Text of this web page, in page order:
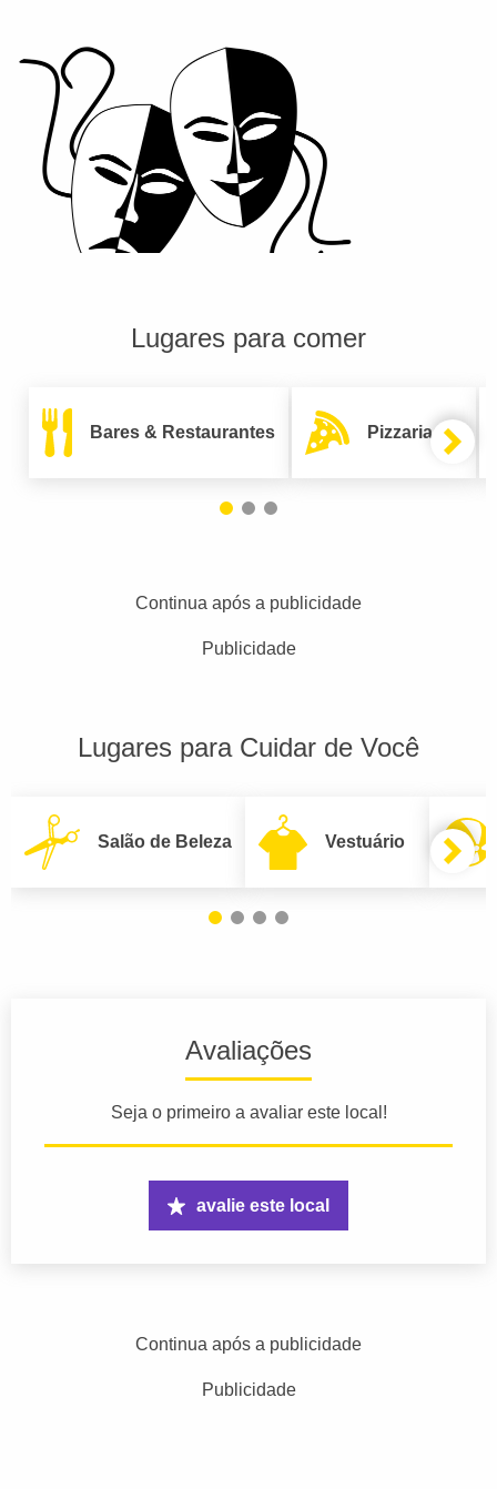
Lugares para comer
Bares & Restaurantes Pizzarias
Continua após a publicidade
Publicidade
Lugares para Cuidar de Você
Salão de Beleza Vestuário
Avaliações
Seja o primeiro a avaliar este local!
avalie este local
Continua após a publicidade
Publicidade